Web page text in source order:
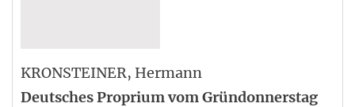
KRONSTEINER, Hermann
Deutsches Proprium vom Gründonnerstag